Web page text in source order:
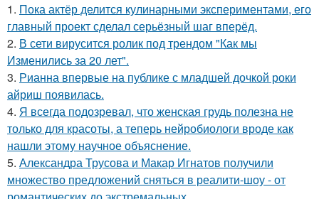
1. Пока актёр делится кулинарными экспериментами, его
главный проект сделал серьёзный шаг вперёд.
2. В сети вирусится ролик под трендом "Как мы
Изменились за 20 лет".
3. Рианна впервые на публике с младшей дочкой роки
айриш появилась.
4. Я всегда подозревал, что женская грудь полезна не
только для красоты, а теперь нейробиологи вроде как
нашли этому научное объяснение.
5. Александра Трусова и Макар Игнатов получили
множество предложений сняться в реалити-шоу - от